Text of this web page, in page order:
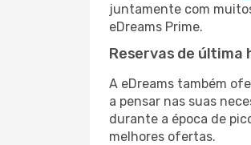
juntamente com
eDreams Prime.
Reservas de última
A eDreams também
a pensar nas suas
durante a época de
melhores ofertas.